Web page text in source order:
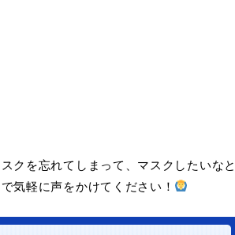
クを忘れてしまって、マスクしたいなと
気軽に声をかけてください！